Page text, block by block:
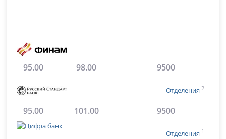
95.00 98.00 9500
Отделения 2
95.00 101.00 9500
Отделения 1